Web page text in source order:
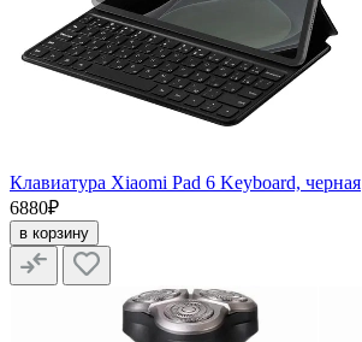
Клавиатура Xiaomi Pad 6 Keyboard, черная
6880₽
в корзину